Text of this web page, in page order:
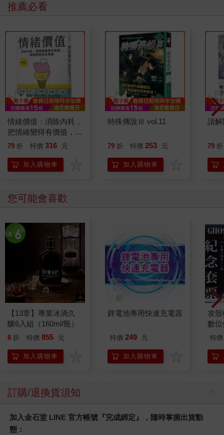
推薦必看
情緒價值：消除內耗，
把情緒變得有價值，跟
誰都能自在相處
79 折 特價 316 元
加入購物車
特殊傳說Ⅲ vol.11
79 折 特價 253 元
加入購物車
請解
79 折
您可能會喜歡
【13章】專業冰滴久
釀6入組（160ml/瓶）
8 折 特價 855 元
加入購物車
鋰電池專用快速充電器
特價 249 元
加入購物車
攻殼
數
特價
訂購/退換貨須知
加入金石堂 LINE 官方帳號『完成綁定』，隨時掌握出貨動
態：